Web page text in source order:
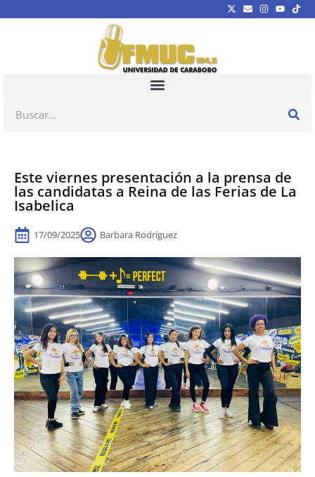
Este viernes presentación a la prensa de
las candidatas a Reina de las Ferias de La
Isabelica
17/09/2025 Barbara Rodríguez